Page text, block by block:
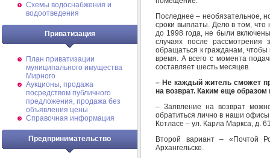
Схемы водоснабжения и
водоотведения
Приватизация
План приватизации
муниципального имущества
Мирного
Аукционы, продажа
посредством публичного
предложения, продажа без
объявления цены
Справочная информация
Предпринимательство
Последнее – необязательное,
сроки выплаты. Дело в том, что
до 1998 года, не были
случаях после
обращаться к гражданам, чтобы
время. А всего с момента
составляет шесть месяцев.
– Не каждый житель сможет
на возврат. Каким еще
– Заявление на возврат
обратиться лично в наши офисы
Котласе – ул. Карла Маркса, д.
Второй вариант – «Почтой
Архангельске.